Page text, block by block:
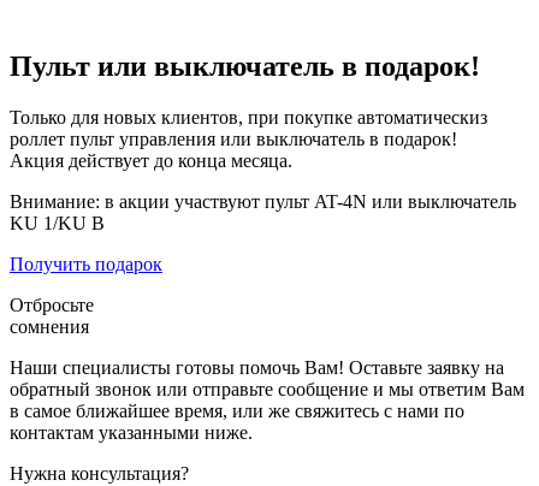
Пульт или выключатель в подарок!
Только для новых клиентов, при покупке автоматическиз
роллет пульт управления или выключатель в подарок!
Акция действует до конца месяца.
Внимание: в акции участвуют пульт AT-4N или выключатель
KU 1/KU B
Получить подарок
Отбросьте
сомнения
Наши специалисты готовы помочь Вам! Оставьте заявку на
обратный звонок или отправьте сообщение и мы ответим Вам
в самое ближайшее время, или же свяжитесь с нами по
контактам указанными ниже.
Нужна консультация?